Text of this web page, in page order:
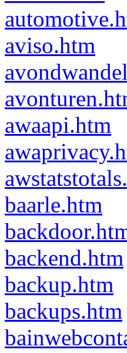
aviso.htm
awaapi.htm
baarle.htm
backend.htm
backup.htm
backups.htm